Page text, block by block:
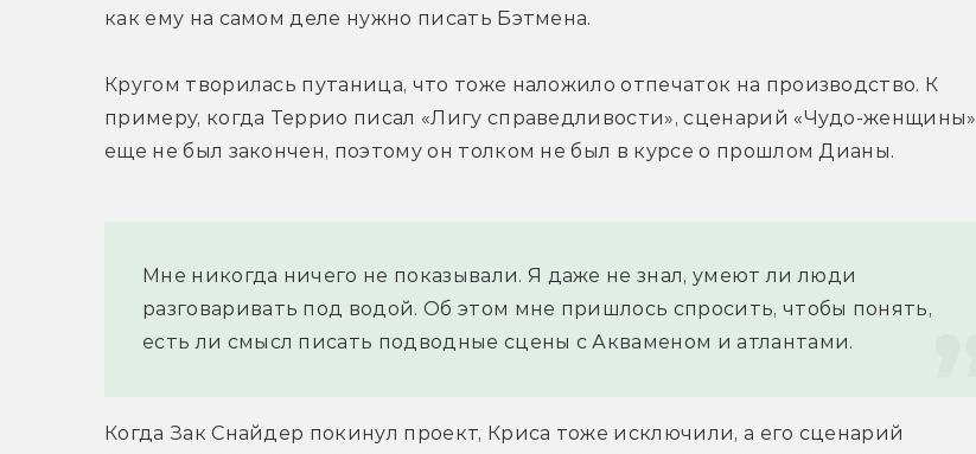
как ему на самом деле нужно писать Бэтмена.
Кругом творилась путаница, что тоже наложило отпечаток на производство. К
примеру, когда Террио писал «Лигу справедливости», сценарий «Чудо-женщины»
еще не был закончен, поэтому он толком не был в курсе о прошлом Дианы.
Мне никогда ничего не показывали. Я даже не знал, умеют ли люди
разговаривать под водой. Об этом мне пришлось спросить, чтобы понять,
есть ли смысл писать подводные сцены с Акваменом и атлантами.
Когда Зак Снайдер покинул проект, Криса тоже исключили, а его сценарий